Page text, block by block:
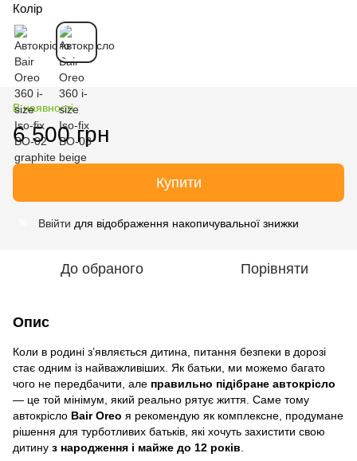
Колір
В наявності
6 500 грн
Купити
Ввійти для відображення накопичувальної знижки
До обраного Порівняти
Опис
Коли в родині з’являється дитина, питання безпеки в дорозі
стає одним із найважливіших. Як батьки, ми можемо багато
чого не передбачити, але правильно підібране автокрісло
— це той мінімум, який реально рятує життя. Саме тому
автокрісло Bair Oreo я рекомендую як комплексне, продумане
рішення для турботливих батьків, які хочуть захистити свою
дитину з народження і майже до 12 років